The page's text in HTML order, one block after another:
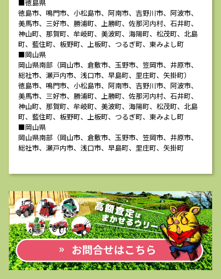
■徳島県
徳島市、鳴門市、小松島市、阿南市、吉野川市、阿波市、
美馬市、三好市、勝浦町、上勝町、佐那河内村、石井町、
神山町、那賀町、牟岐町、美波町、海陽町、松茂町、北島
町、藍住町、板野町、上板町、つるぎ町、東みよし町
■岡山県
岡山県南部（岡山市、倉敷市、玉野市、笠岡市、井原市、
総社市、瀬戸内市、浅口市、早島町、里庄町、矢掛町）
徳島市、鳴門市、小松島市、阿南市、吉野川市、阿波市、
美馬市、三好市、勝浦町、上勝町、佐那河内村、石井町、
神山町、那賀町、牟岐町、美波町、海陽町、松茂町、北島
町、藍住町、板野町、上板町、つるぎ町、東みよし町
■岡山県
岡山県南部（岡山市、倉敷市、玉野市、笠岡市、井原市、
総社市、瀬戸内市、浅口市、早島町、里庄町、矢掛町